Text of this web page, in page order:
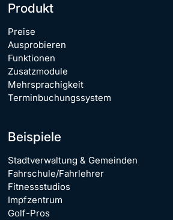
Produkt
Preise
Ausprobieren
Funktionen
Zusatzmodule
Mehrsprachigkeit
Terminbuchungssystem
Beispiele
Stadtverwaltung & Gemeinden
Fahrschule/Fahrlehrer
Fitnessstudios
Impfzentrum
Golf-Pros